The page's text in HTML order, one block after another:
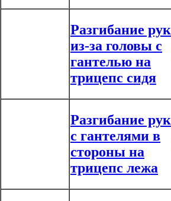
Разгибание рук
из-за головы с
гантелью на
трицепс сидя
Разгибание рук
с гантелями в
стороны на
трицепс лежа